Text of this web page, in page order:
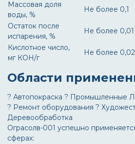
Массовая доля
воды, %
Не более 0,1
Остаток после
испарения, %
Не более 0,01
Кислотное число,
мг КОН/г
Не более 0,02
Области
? Автопокраска ? Промышленные
? Ремонт оборудования ?
Деревообработка
Ограсолв-001 успешно
сферах: